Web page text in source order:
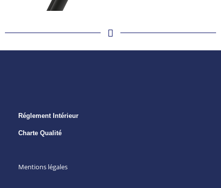
Réglement Intérieur
Charte Qualité
Mentions légales